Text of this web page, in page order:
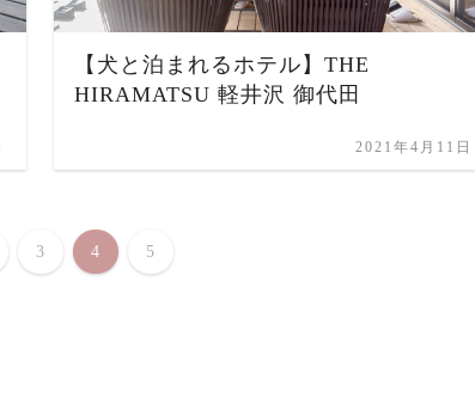
【犬と泊まれるホテル】THE
HIRAMATSU 軽井沢 御代田
2021年4月11日
3 4 5